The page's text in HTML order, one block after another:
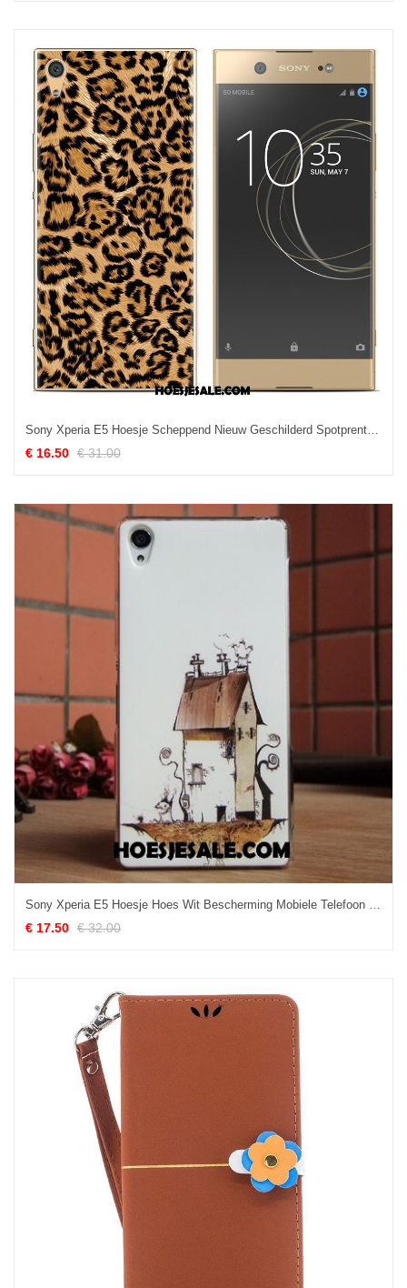
Sony Xperia E5 Hoesje Scheppend Nieuw Geschilderd Spotprent Trend Kopen
€ 16.50 € 31.00
Sony Xperia E5 Hoesje Hoes Wit Bescherming Mobiele Telefoon Dun Online
€ 17.50 € 32.00